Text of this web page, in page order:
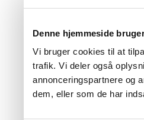
Denne hjemmeside
Vi bruger cookies til at
trafik. Vi deler også
annonceringspartnere og
dem, eller som de har